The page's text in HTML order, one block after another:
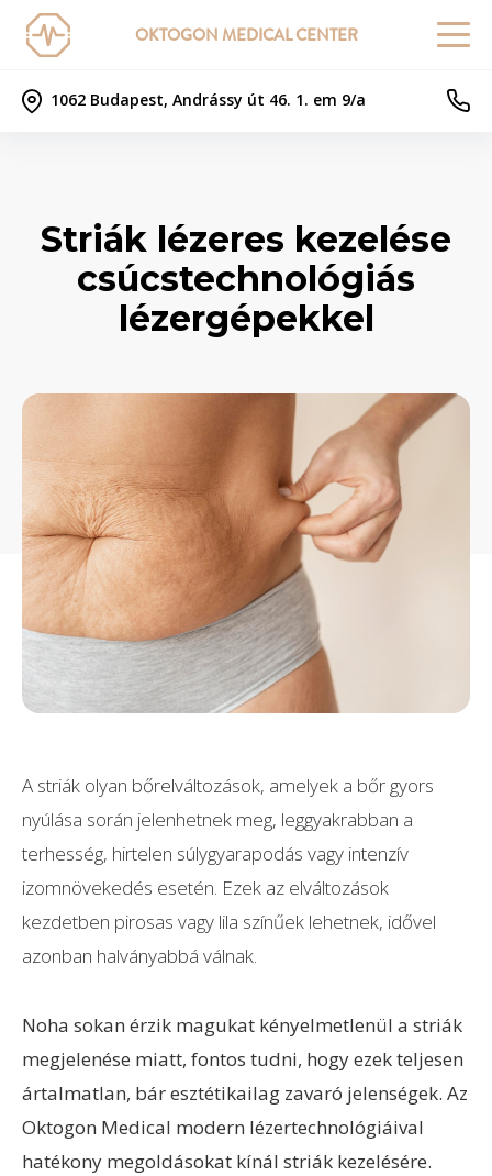
OKTOGON MEDICAL CENTER
1062 Budapest, Andrássy út 46. 1. em 9/a
Striák lézeres kezelése
csúcstechnológiás
lézergépekkel
A striák olyan bőrelváltozások, amelyek a bőr gyors
nyúlása során jelenhetnek meg, leggyakrabban a
terhesség, hirtelen súlygyarapodás vagy intenzív
izomnövekedés esetén. Ezek az elváltozások
kezdetben pirosas vagy lila színűek lehetnek, idővel
azonban halványabbá válnak.
Noha sokan érzik magukat kényelmetlenül a striák
megjelenése miatt, fontos tudni, hogy ezek teljesen
ártalmatlan, bár esztétikailag zavaró jelenségek. Az
Oktogon Medical modern lézertechnológiáival
hatékony megoldásokat kínál striák kezelésére.